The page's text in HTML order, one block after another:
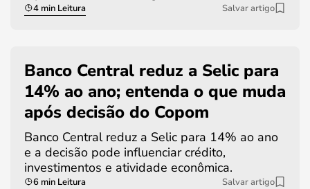
4 min Leitura Salvar artigo
Banco Central reduz a Selic para
14% ao ano; entenda o que muda
após decisão do Copom
Banco Central reduz a Selic para 14% ao ano
e a decisão pode influenciar crédito,
investimentos e atividade econômica.
6 min Leitura Salvar artigo